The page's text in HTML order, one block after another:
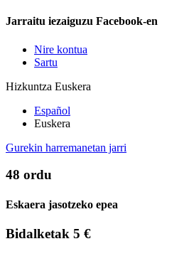
Jarraitu iezaiguzu Facebook-en
Nire kontua
Sartu
Hizkuntza Euskera
Español
Euskera
Gurekin harremanetan jarri
48 ordu
Eskaera jasotzeko epea
Bidalketak 5 €